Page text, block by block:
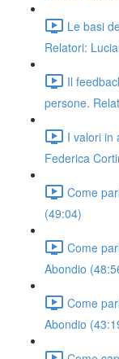
Le basi
Relatori:
Il
persone.
I valori in
Federica
Come
(49:04)
Come
Abondio
Come
Abondio